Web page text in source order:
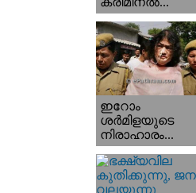
ഇറോം
ശര്‍മിളയുടെ
നിരാഹാരം...